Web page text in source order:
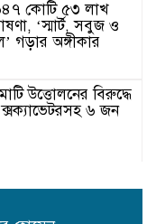
কোটি ৫৩ লাখ
‘স্মার্ট, সবুজ ও
গড়ার অঙ্গীকার
উত্তোলনের বিরুদ্ধে
৬ জন
তথ্যমন্ত্রী জহির উদ্দিন